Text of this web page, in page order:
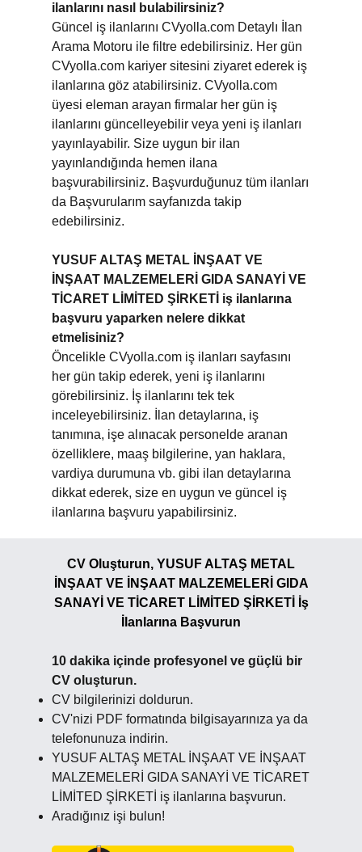
ilanlarını nasıl bulabilirsiniz?
Güncel iş ilanlarını CVyolla.com Detaylı İlan
Arama Motoru ile filtre edebilirsiniz. Her gün
CVyolla.com kariyer sitesini ziyaret ederek iş
ilanlarına göz atabilirsiniz. CVyolla.com
üyesi eleman arayan firmalar her gün iş
ilanlarını güncelleyebilir veya yeni iş ilanları
yayınlayabilir. Size uygun bir ilan
yayınlandığında hemen ilana
başvurabilirsiniz. Başvurduğunuz tüm ilanları
da Başvurularım sayfanızda takip
edebilirsiniz.
YUSUF ALTAŞ METAL İNŞAAT VE
İNŞAAT MALZEMELERİ GIDA SANAYİ VE
TİCARET LİMİTED ŞİRKETİ iş ilanlarına
başvuru yaparken nelere dikkat
etmelisiniz?
Öncelikle CVyolla.com iş ilanları sayfasını
her gün takip ederek, yeni iş ilanlarını
görebilirsiniz. İş ilanlarını tek tek
inceleyebilirsiniz. İlan detaylarına, iş
tanımına, işe alınacak personelde aranan
özelliklere, maaş bilgilerine, yan haklara,
vardiya durumuna vb. gibi ilan detaylarına
dikkat ederek, size en uygun ve güncel iş
ilanlarına başvuru yapabilirsiniz.
CV Oluşturun, YUSUF ALTAŞ METAL
İNŞAAT VE İNŞAAT MALZEMELERİ GIDA
SANAYİ VE TİCARET LİMİTED ŞİRKETİ İş
İlanlarına Başvurun
10 dakika içinde profesyonel ve güçlü bir
CV oluşturun.
CV bilgilerinizi doldurun.
CV'nizi PDF formatında bilgisayarınıza ya da
telefonunuza indirin.
YUSUF ALTAŞ METAL İNŞAAT VE İNŞAAT
MALZEMELERİ GIDA SANAYİ VE TİCARET
LİMİTED ŞİRKETİ iş ilanlarına başvurun.
Aradığınız işi bulun!